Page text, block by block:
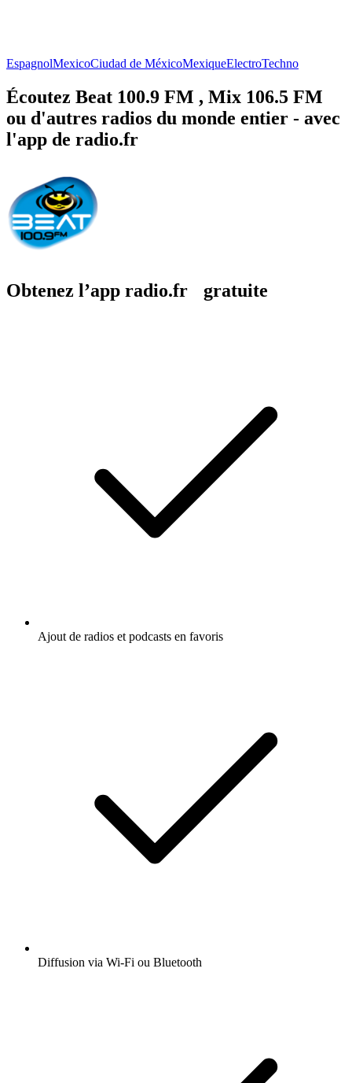
EspagnolMexicoCiudad de MéxicoMexiqueElectroTechno
Écoutez Beat 100.9 FM , Mix 106.5 FM
ou d'autres radios du monde entier - avec
l'app de radio.fr
Obtenez l’app radio.fr gratuite
Ajout de radios et podcasts en favoris
Diffusion via Wi-Fi ou Bluetooth